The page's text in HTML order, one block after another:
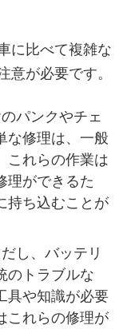
に比べて複雑な
意が必要です。
パンクやチェ
な修理は、一般
これらの作業は
理ができるた
持ち込むことが
し、バッテリ
のトラブルな
具や知識が必要
これらの修理が